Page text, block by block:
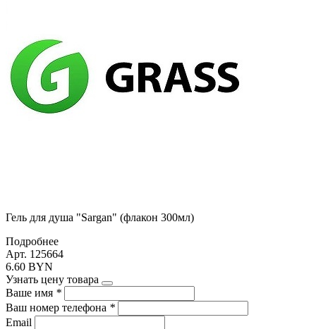
Гель для душа "Sargan" (флакон 300мл)
Подробнее
Арт. 125664
6.60 BYN
Узнать цену товара
Ваше имя *
Ваш номер телефона *
Email